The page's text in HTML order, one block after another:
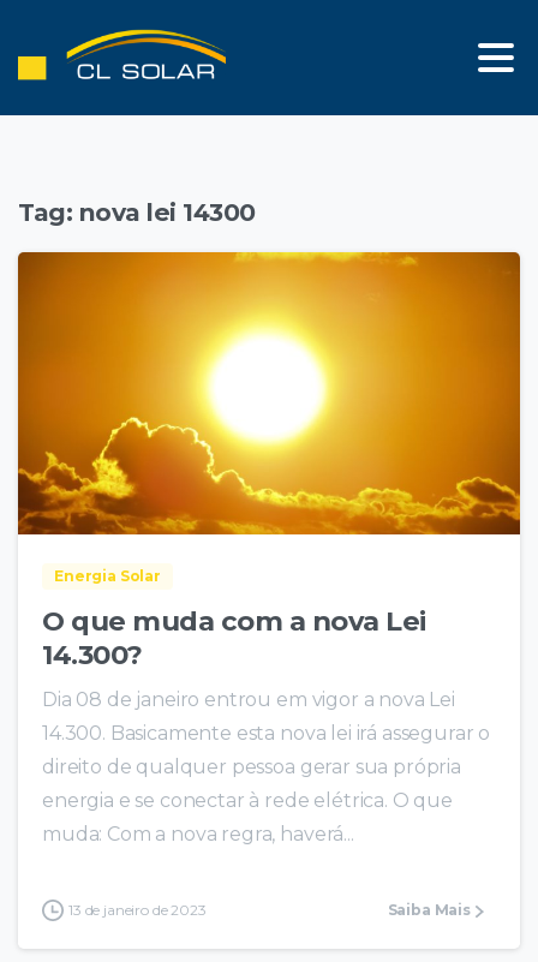
Tag: nova lei 14300
Energia Solar
O que muda com a nova Lei
14.300?
Dia 08 de janeiro entrou em vigor a nova Lei
14.300. Basicamente esta nova lei irá assegurar o
direito de qualquer pessoa gerar sua própria
energia e se conectar à rede elétrica. O que
muda: Com a nova regra, haverá...
13 de janeiro de 2023 Saiba Mais